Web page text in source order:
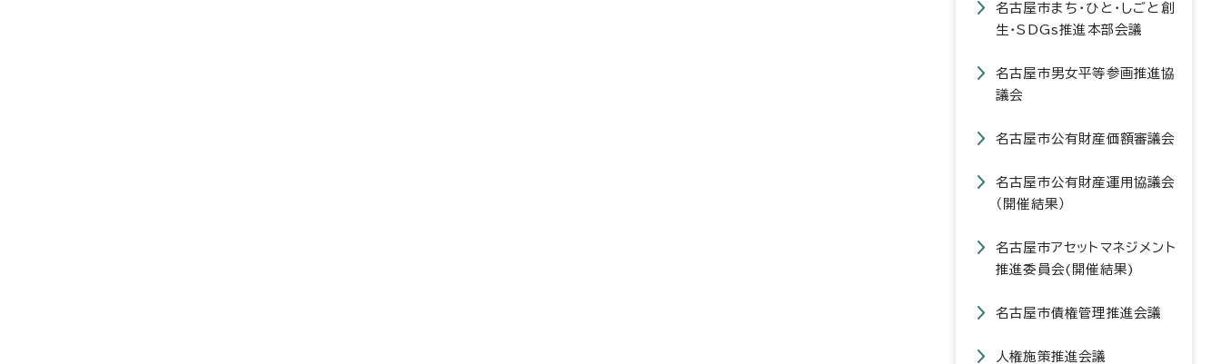
名古屋市まち・ひと・しごと創
生・SDGs推進本部会議
名古屋市男女平等参画推進協
議会
名古屋市公有財産価額審議会
名古屋市公有財産運用協議会
（開催結果）
名古屋市アセットマネジメント
推進委員会(開催結果)
名古屋市債権管理推進会議
人権施策推進会議